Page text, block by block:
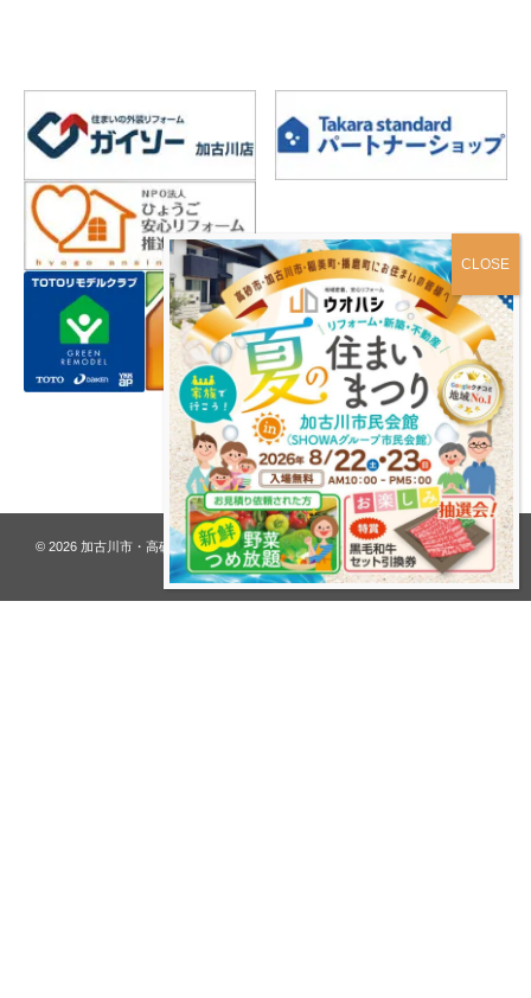
プライバシーポリシー
© 2026 加古川市・高砂市 夢リフォーム ウオハシ – 創業128年の老舗. All rights
reserved.